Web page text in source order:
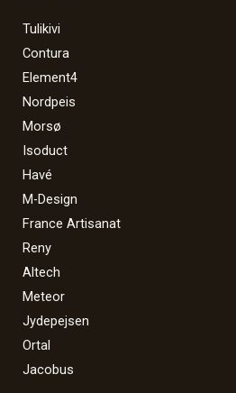
Tulikivi
Contura
Element4
Nordpeis
Morsø
Isoduct
Havé
M-Design
France Artisanat
Reny
Altech
Meteor
Jydepejsen
Ortal
Jacobus